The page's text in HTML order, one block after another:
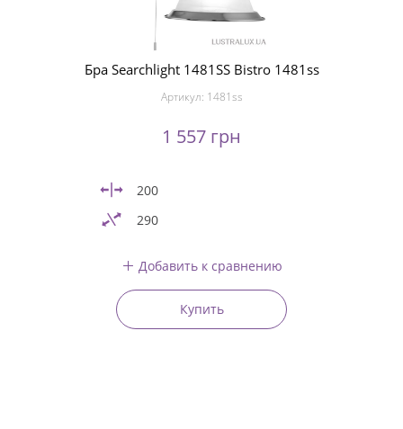
Бра Searchlight 1481SS Bistro 1481ss
Артикул: 1481ss
1 557 грн
200
290
Добавить к сравнению
Купить